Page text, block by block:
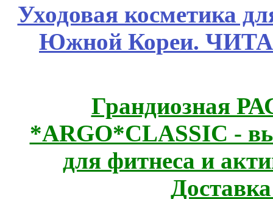
Уходовая косметика
Южной Кореи.
Грандиозная
*ARGO*CLASSIC -
для фитнеса и